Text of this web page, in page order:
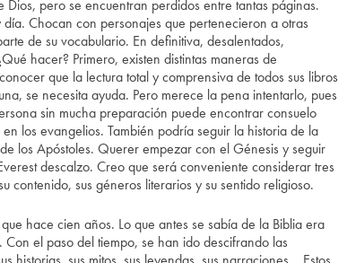
pero se encuentran perdidos entre tantas páginas.
Chocan con personajes que pertenecieron a otras
de su vocabulario. En definitiva, desalentados,
hacer? Primero, existen distintas maneras de
que la lectura total y comprensiva de todos sus libros
se necesita ayuda. Pero merece la pena intentarlo, pues
sin mucha preparación puede encontrar consuelo
los evangelios. También podría seguir la historia de la
los Apóstoles. Querer empezar con el Génesis y seguir
descalzo. Creo que será conveniente considerar tres
contenido, sus géneros literarios y su sentido religioso.
hace cien años. Lo que antes se sabía de la Biblia era
el paso del tiempo, se han ido descifrando las